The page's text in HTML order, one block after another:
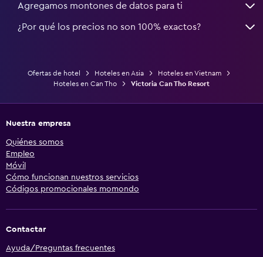
Agregamos montones de datos para ti
¿Por qué los precios no son 100% exactos?
Ofertas de hotel Hoteles en Asia
Hoteles en Vietnam
Hoteles en Can Tho
Victoria Can Tho Resort
Nuestra empresa
Quiénes somos
Empleo
Móvil
Cómo funcionan nuestros servicios
Códigos promocionales momondo
Contactar
Ayuda/Preguntas frecuentes